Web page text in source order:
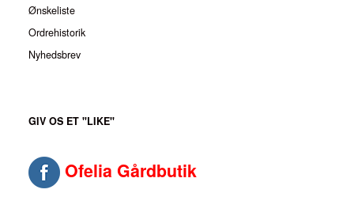
Ønskeliste
Ordrehistorik
Nyhedsbrev
GIV OS ET "LIKE"
Ofelia Gårdbutik